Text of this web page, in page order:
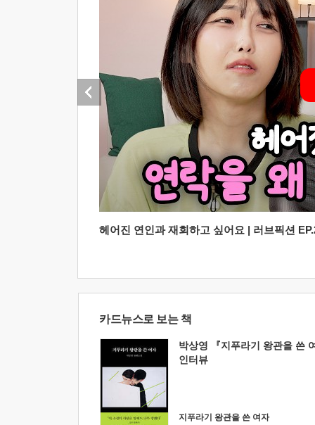
헤어진 연인과 재회하고 싶어요 | 러브픽션
카드뉴스로 보는 책
박상영 『지푸라기 왕관을 쓴
인터뷰
지푸라기 왕관을 쓴 여자